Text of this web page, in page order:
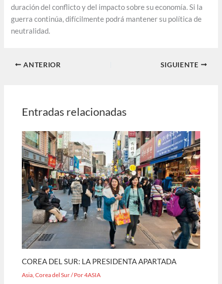
duración del conflicto y del impacto sobre su economía. Si la
guerra continúa, difícilmente podrá mantener su política de
neutralidad.
ANTERIOR SIGUIENTE
Entradas relacionadas
COREA DEL SUR: LA PRESIDENTA APARTADA
Asia,Corea del Sur/ Por4ASIA